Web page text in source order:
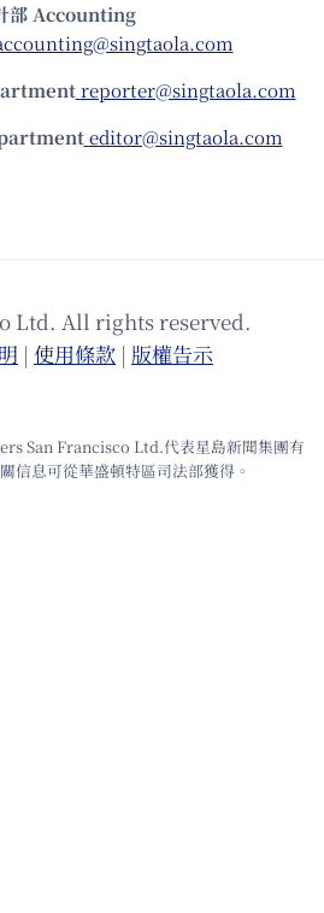
部 Accounting
reporter@singtaola.com
editor@singtaola.com
Ltd. All rights reserved.
| 使⽤條款 | 版權告⽰
San Francisco Ltd.代表星島新聞集團有
信息可從華盛頓特區司法部獲得。